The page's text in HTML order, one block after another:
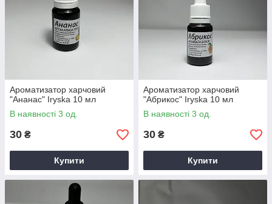
Ароматизатор харчовий
"Ананас" Iryska 10 мл
В наявності 3 од.
30 ₴
Купити
Ароматизатор харчовий
"Абрикос" Iryska 10 мл
В наявності 3 од.
30 ₴
Купити